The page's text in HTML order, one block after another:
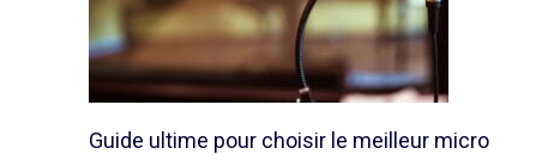
Guide ultime pour choisir le meilleur micro